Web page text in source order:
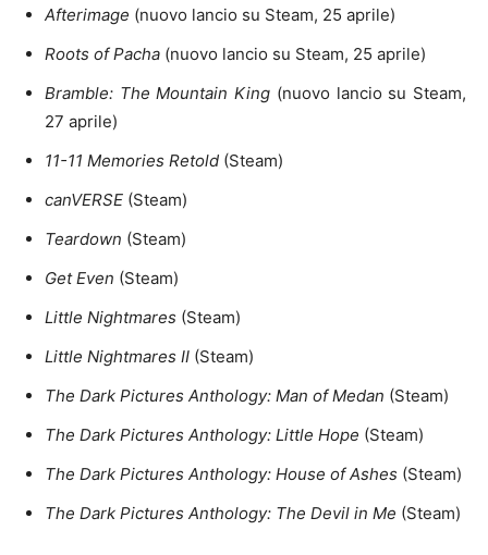
Afterimage (nuovo lancio su Steam, 25 aprile)
Roots of Pacha (nuovo lancio su Steam, 25 aprile)
Bramble: The Mountain King (nuovo lancio su Steam,
27 aprile)
11-11 Memories Retold (Steam)
canVERSE (Steam)
Teardown (Steam)
Get Even (Steam)
Little Nightmares (Steam)
Little Nightmares II (Steam)
The Dark Pictures Anthology: Man of Medan (Steam)
The Dark Pictures Anthology: Little Hope (Steam)
The Dark Pictures Anthology: House of Ashes (Steam)
The Dark Pictures Anthology: The Devil in Me (Steam)